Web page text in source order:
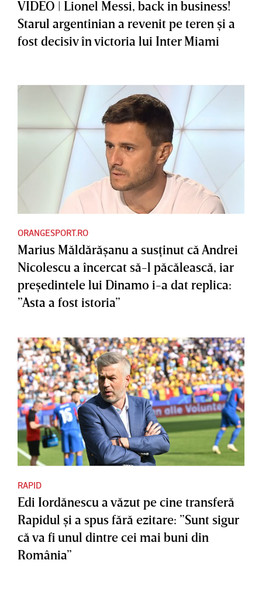
VIDEO | Lionel Messi, back in business!
Starul argentinian a revenit pe teren şi a
fost decisiv în victoria lui Inter Miami
ORANGESPORT.RO
Marius Măldărăşanu a susţinut că Andrei
Nicolescu a încercat să-l păcălească, iar
preşedintele lui Dinamo i-a dat replica:
”Asta a fost istoria”
RAPID
Edi Iordănescu a văzut pe cine transferă
Rapidul şi a spus fără ezitare: ”Sunt sigur
că va fi unul dintre cei mai buni din
România”